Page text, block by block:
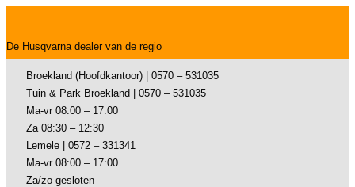
De Husqvarna dealer van de regio
Broekland (Hoofdkantoor) | 0570 – 531035
Tuin & Park Broekland | 0570 – 531035
Ma-vr 08:00 – 17:00
Za 08:30 – 12:30
Lemele | 0572 – 331341
Ma-vr 08:00 – 17:00
Za/zo gesloten